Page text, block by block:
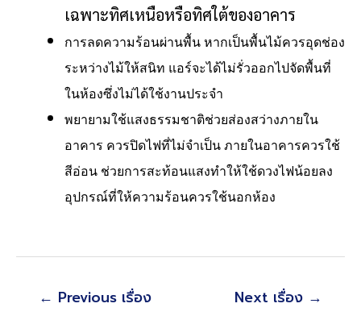
เฉพาะทิศเหนือหรือทิศใต้ของอาคาร
การลดความร้อนผ่านพื้น หากเป็นพื้นไม้ควรอุดช่อง
ระหว่างไม้ให้สนิท แอร์จะได้ไม่รั่วออกไปจัดพื้นที่
ในห้องซึ่งไม่ได้ใช้งานประจำ
พยายามใช้แสงธรรมชาติช่วยส่องสว่างภายใน
อาคาร ควรปิดไฟที่ไม่จำเป็น ภายในอาคารควรใช้
สีอ่อน ช่วยการสะท้อนแสงทำให้ใช้ดวงไฟน้อยลง
อุปกรณ์ที่ให้ความร้อนควรใช้นอกห้อง
แนะแนว
← Previous เรื่อง Next เรื่อง →